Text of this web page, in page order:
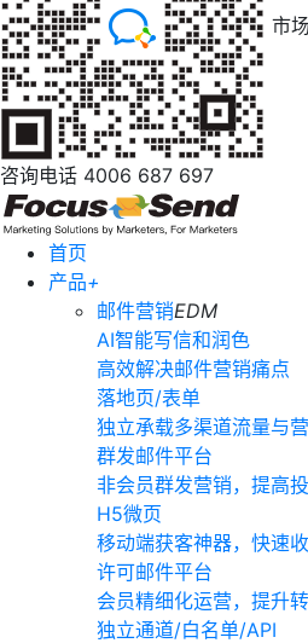
市
咨询电话 4006 687 697
首页
产品+
邮件营销EDM
AI智能写信和润色
高效解决邮件营销痛点
落地页/表单
独立承载多渠道流量与
群发邮件平台
非会员群发营销，提高
H5微页
移动端获客神器，快速
许可邮件平台
会员精细化运营，提升
独立通道/白名单/API